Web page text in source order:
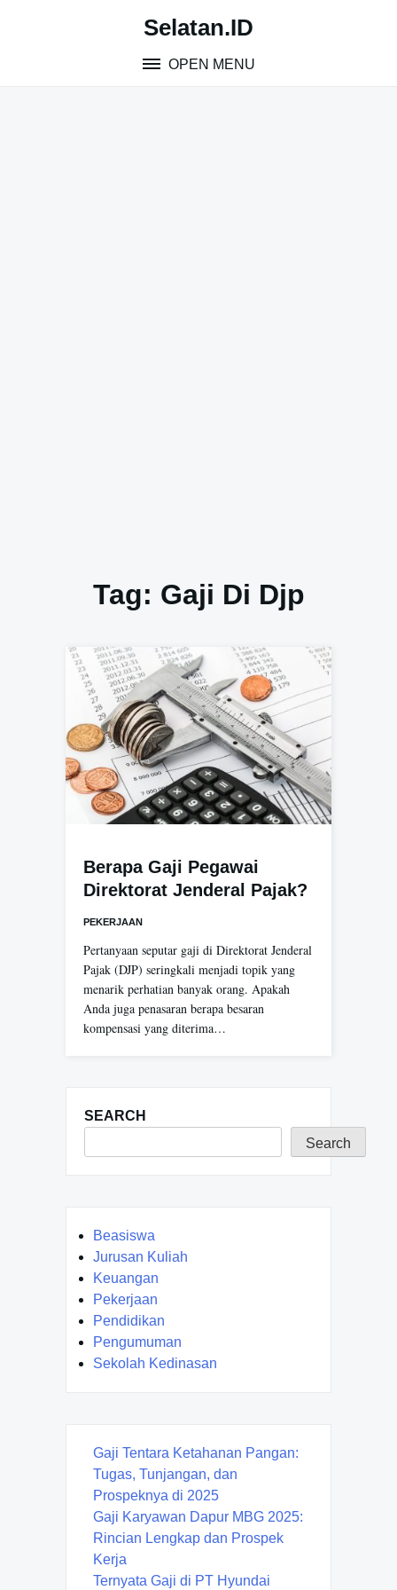
Selatan.ID
OPEN MENU
Tag: Gaji Di Djp
Berapa Gaji Pegawai
Direktorat Jenderal Pajak?
PEKERJAAN
Pertanyaan seputar gaji di Direktorat Jenderal
Pajak (DJP) seringkali menjadi topik yang
menarik perhatian banyak orang. Apakah
Anda juga penasaran berapa besaran
kompensasi yang diterima…
SEARCH
Search
Beasiswa
Jurusan Kuliah
Keuangan
Pekerjaan
Pendidikan
Pengumuman
Sekolah Kedinasan
Gaji Tentara Ketahanan Pangan:
Tugas, Tunjangan, dan
Prospeknya di 2025
Gaji Karyawan Dapur MBG 2025:
Rincian Lengkap dan Prospek
Kerja
Ternyata Gaji di PT Hyundai